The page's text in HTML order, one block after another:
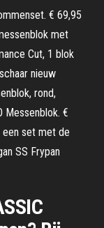
€ 69,95
met
Cut, 1 blok
nieuw
rond,
Messenblok. €
set met de
SS Frypan